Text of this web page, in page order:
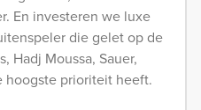
En investeren we luxe
die gelet op de
Hadj Moussa, Sauer,
hoogste prioriteit heeft.